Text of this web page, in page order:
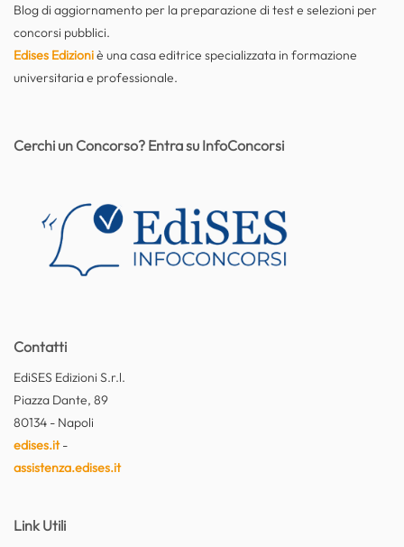
Blog di aggiornamento per la preparazione di test e selezioni per
concorsi pubblici.
Edises Edizioniè una casa editrice specializzata in formazione
universitaria e professionale.
Contatti
EdiSES Edizioni S.r.l.
Piazza Dante, 89
80134 - Napoli
edises.it-
assistenza.edises.it
Link Utili
Cerchi un Concorso? Entra su InfoConcorsi